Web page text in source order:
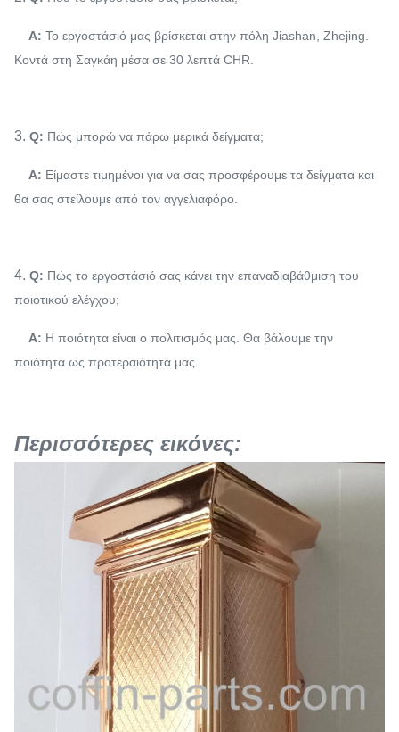
Α: Το εργοστάσιό μας βρίσκεται στην πόλη Jiashan, Zhejing.
Κοντά στη Σαγκάη μέσα σε 30 λεπτά CHR.
3. Q: Πώς μπορώ να πάρω μερικά δείγματα;
Α: Είμαστε τιμημένοι για να σας προσφέρουμε τα δείγματα και
θα σας στείλουμε από τον αγγελιαφόρο.
4. Q: Πώς το εργοστάσιό σας κάνει την επαναδιαβάθμιση του
ποιοτικού ελέγχου;
Α: Η ποιότητα είναι ο πολιτισμός μας. Θα βάλουμε την
ποιότητα ως προτεραιότητά μας.
Περισσότερες εικόνες: